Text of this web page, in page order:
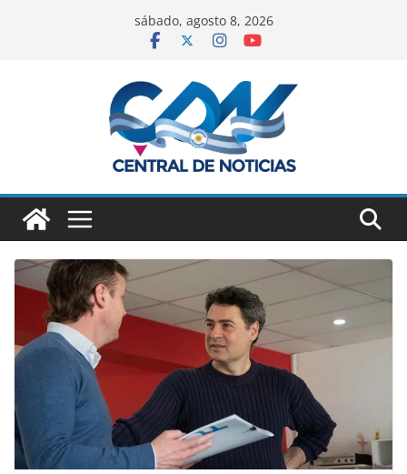
sábado, agosto 8, 2026